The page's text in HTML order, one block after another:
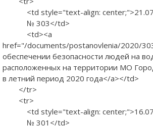
<td style="text-align:
№ 303</td>
<td><a
href="/documents/postanovlenia/2020/
обеспечении безопасности людей на
расположенных на территории МО
в летний период 2020 года</a></td>
</tr>
<tr>
<td style="text-align:
№ 301</td>